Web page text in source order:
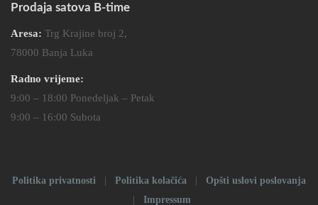
Prodaja satova B-time
Aresa: Trg Krajine broj 2,
78000 Banja Luka
Radno vrijeme:
9:00 – 18:00 Ponedeljak – Petak
9:00 – 16:00 Subota
Politika privatnosti | Politika kolačića |
Opšti uslovi poslovanja
|
Impressum